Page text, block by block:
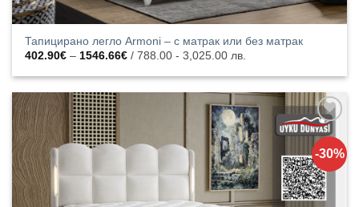
Тапицирано легло Armoni – с матрак или без матрак
402.90€ – 1546.66€Price
402.90€
/ 788.00 - 3,025.00 лв.
-30%
Добавяне
към
списъка с
харесани
продукти